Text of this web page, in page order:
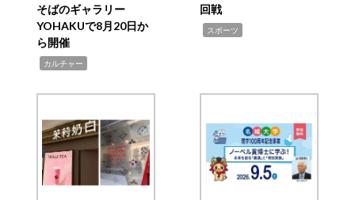
そばのギャラリー
YOHAKUで8月20日か
ら開催
カルチャー
回戦
スポーツ